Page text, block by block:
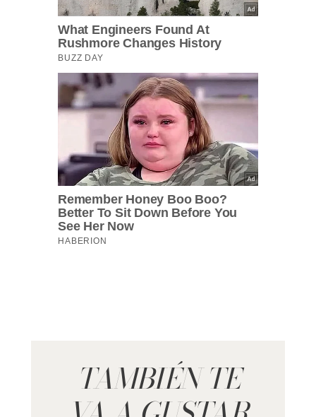
TAMBIÉN TE